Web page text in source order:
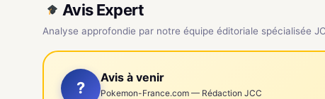
Avis Expert
Analyse approfondie par notre équipe éditoriale spécialisée
?
Avis à venir
Pokemon-France.com — Rédaction JCC